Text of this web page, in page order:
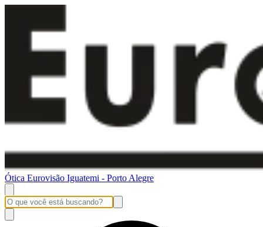
Ótica Eurovisão Iguatemi - Porto Alegre